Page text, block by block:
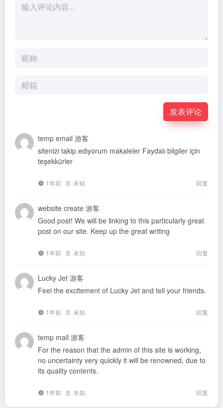
发表评论
temp email 游客
sitenizi takip ediyorum makaleler Faydalı bilgiler için
teşekkürler
1年前 未知 回复
website create 游客
Good post! We will be linking to this particularly great
post on our site. Keep up the great writing
1年前 未知 回复
Lucky Jet 游客
Feel the excitement of Lucky Jet and tell your friends.
1年前 未知 回复
temp mail 游客
For the reason that the admin of this site is working,
no uncertainty very quickly it will be renowned, due to
its quality contents.
1年前 未知 回复